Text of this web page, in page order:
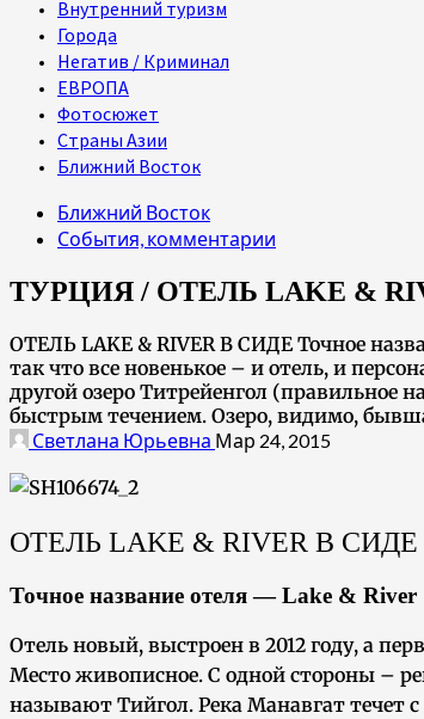
Внутренний туризм
Города
Негатив / Криминал
ЕВРОПА
Фотосюжет
Страны Азии
Ближний Восток
Ближний Восток
События, комментарии
ТУРЦИЯ / ОТЕЛЬ LAKE &
ОТЕЛЬ LAKE & RIVER В СИДЕ Точное
так что все новенькое – и отель, и
другой озеро Титрейенгол (правильное
быстрым течением. Озеро, видимо,
Светлана Юрьевна Мар 24, 2015
ОТЕЛЬ LAKE & RIVER В СИДЕ
Точное название отеля — Lake &
Отель новый, выстроен в 2012 году, а
Место живописное. С одной стороны –
называют Тийгол. Река Манавгат течет